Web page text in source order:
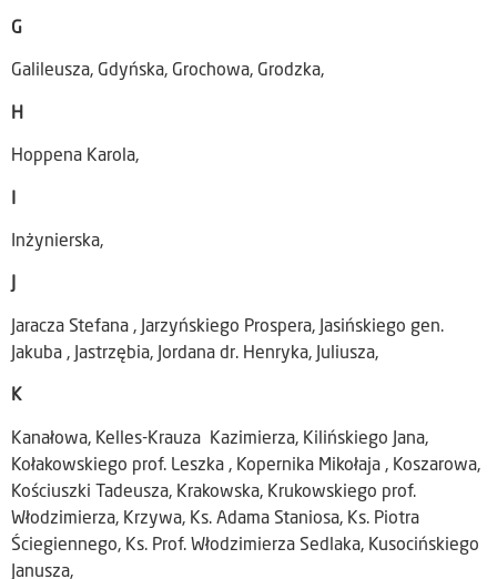
G
Galileusza, Gdyńska, Grochowa, Grodzka,
H
Hoppena Karola,
I
Inżynierska,
Jaracza Stefana , Jarzyńskiego Prospera, Jasińskiego gen.
Jakuba , Jastrzębia, Jordana dr. Henryka, Juliusza,
K
Kanałowa, Kelles-Krauza Kazimierza, Kilińskiego Jana,
Kołakowskiego prof. Leszka , Kopernika Mikołaja , Koszarowa,
Kościuszki Tadeusza, Krakowska, Krukowskiego prof.
Włodzimierza, Krzywa, Ks. Adama Staniosa, Ks. Piotra
Ściegiennego, Ks. Prof. Włodzimierza Sedlaka, Kusocińskiego
Janusza,